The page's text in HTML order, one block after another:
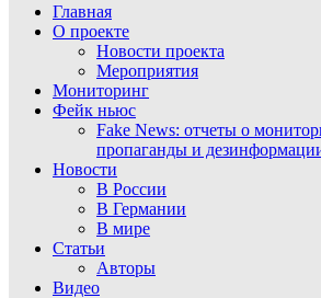
Главная
О проекте
Новости проекта
Мероприятия
Мониторинг
Фейк ньюс
Fake News: отчеты о
пропаганды и
Новости
В России
В Германии
В мире
Статьи
Авторы
Видео